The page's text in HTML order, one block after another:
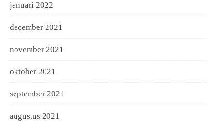
januari 2022
december 2021
november 2021
oktober 2021
september 2021
augustus 2021